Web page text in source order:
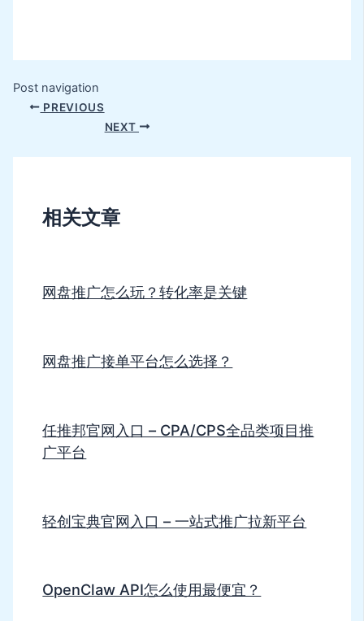
Post navigation
PREVIOUS
NEXT
相关文章
网盘推广怎么玩？转化率是关键
网盘推广接单平台怎么选择？
任推邦官网入口 – CPA/CPS全品类项目推
广平台
轻创宝典官网入口 – 一站式推广拉新平台
OpenClaw API怎么使用最便宜？